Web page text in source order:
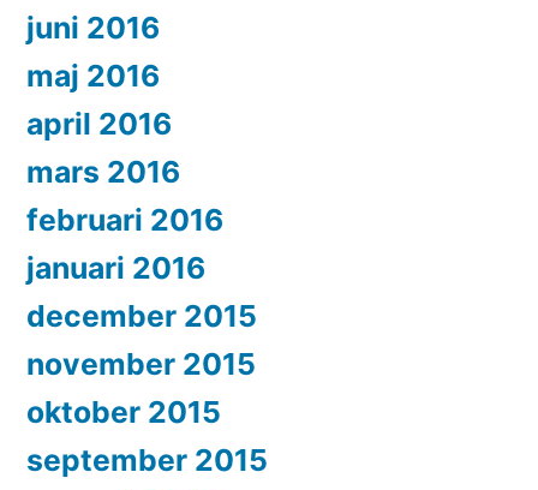
juni 2016
maj 2016
april 2016
mars 2016
februari 2016
januari 2016
december 2015
november 2015
oktober 2015
september 2015